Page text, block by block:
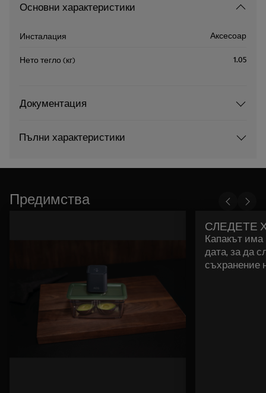
Основни характеристики
Инсталация Аксесоар
Нето тегло (кг) 1.05
Документация
Пълни характеристики
Предимства
СЛЕДЕТЕ
Капакът има
дата, за да
съхранение